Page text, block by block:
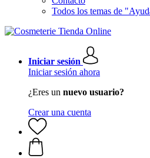
Todos los temas de
Iniciar sesión
Iniciar sesión ahora
¿Eres un nuevo usuario?
Crear una cuenta